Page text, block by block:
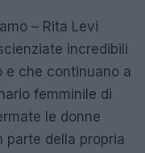
– Rita Levi
incredibili
e che continuano a
femminile di
le donne
parte della propria